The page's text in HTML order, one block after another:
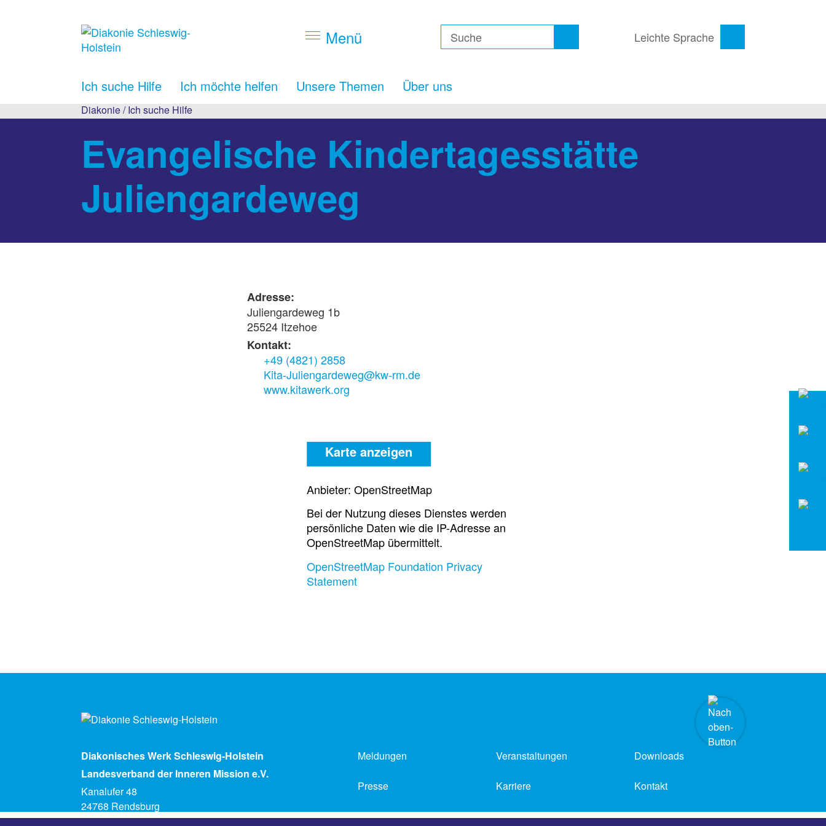
Menü Leichte Sprache
Ich suche Hilfe Ich möchte helfen Unsere Themen Über uns
Diakonie/Ich suche Hilfe
Evangelische Kindertagesstätte
Juliengardeweg
Adresse:
Juliengardeweg 1b
25524 Itzehoe
Kontakt:
+49 (4821) 2858
Kita-Juliengardeweg@kw-rm.de
www.kitawerk.org
Karte anzeigen
Anbieter: OpenStreetMap
Bei der Nutzung dieses Dienstes werden
persönliche Daten wie die IP-Adresse an
OpenStreetMap übermittelt.
OpenStreetMap Foundation Privacy
Statement
Diakonisches Werk Schleswig-Holstein
Landesverband der Inneren Mission e.V.
Kanalufer 48
24768 Rendsburg
Meldungen Veranstaltungen Downloads
Presse Karriere Kontakt
Impressum Datenschutz Barrierefreiheit